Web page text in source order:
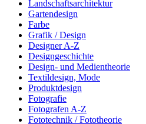
Landschaftsarchitektur
Gartendesign
Farbe
Grafik / Design
Designer A-Z
Designgeschichte
Design- und Medientheorie
Textildesign, Mode
Produktdesign
Fotografie
Fotografen A-Z
Fototechnik / Fototheorie